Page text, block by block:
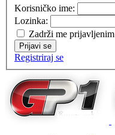
Korisničko ime:
Lozinka:
Zadrži me prijavljenim
Prijavi se
Registriraj se